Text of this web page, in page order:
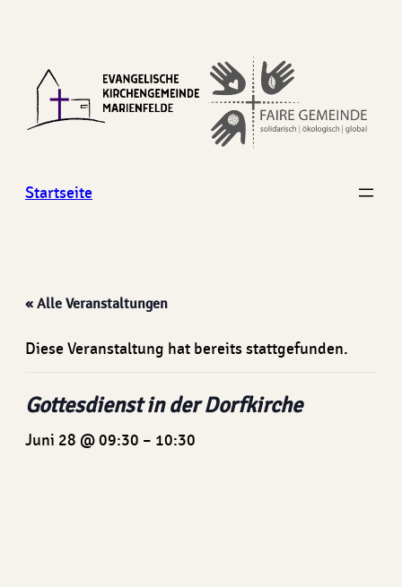
Startseite
« Alle Veranstaltungen
Diese Veranstaltung hat bereits stattgefunden.
Gottesdienst in der Dorfkirche
Juni 28 @ 09:30 – 10:30